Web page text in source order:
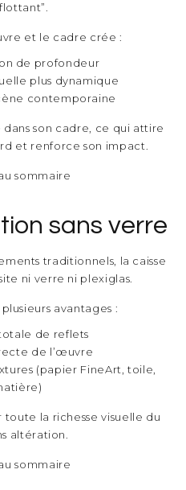
et le cadre crée :
de profondeur
plus dynamique
contemporaine
dans son cadre, ce qui attire
et renforce son impact.
sommaire
sans verre
traditionnels, la caisse
ni verre ni plexiglas.
avantages :
de reflets
de l’œuvre
(papier FineArt, toile,
la richesse visuelle du
altération.
sommaire